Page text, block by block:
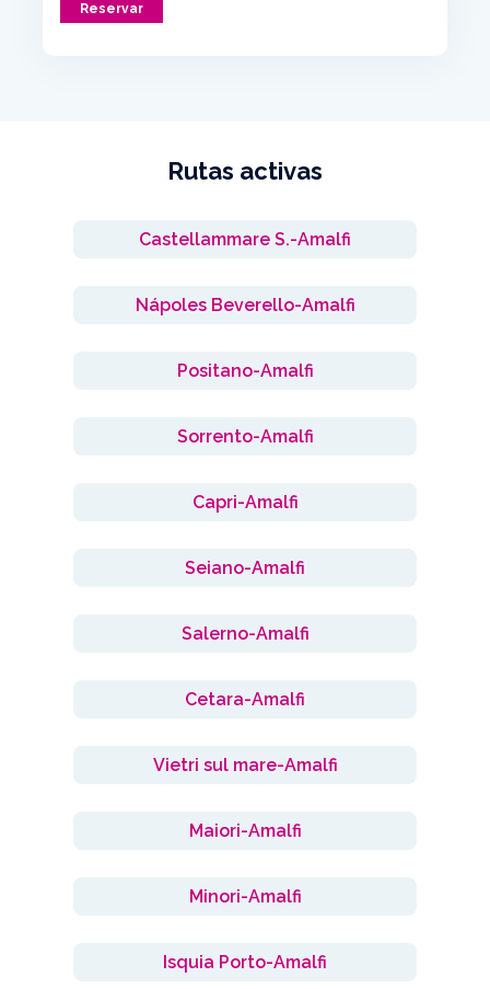
Reservar
Rutas activas
Castellammare S.-Amalfi
Nápoles Beverello-Amalfi
Positano-Amalfi
Sorrento-Amalfi
Capri-Amalfi
Seiano-Amalfi
Salerno-Amalfi
Cetara-Amalfi
Vietri sul mare-Amalfi
Maiori-Amalfi
Minori-Amalfi
Isquia Porto-Amalfi